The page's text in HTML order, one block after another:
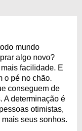
mundo
algo novo?
facilidade. E
o pé no chão.
conseguem de
A determinação é
otimistas,
seus sonhos.